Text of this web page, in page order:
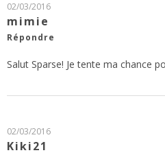
02/03/2016
mimie
Répondre
Salut Sparse! Je tente ma chance
02/03/2016
Kiki21